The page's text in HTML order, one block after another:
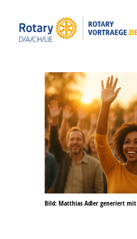
Bild: Matthias Adler generiert mit